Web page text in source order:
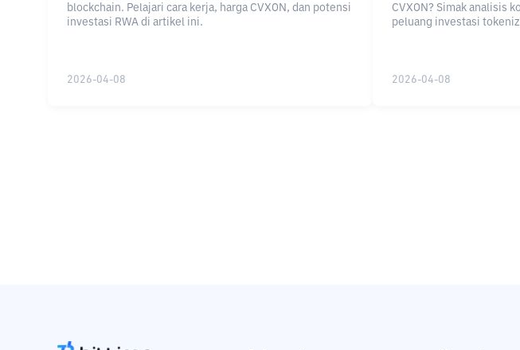
blockchain. Pelajari cara kerja, harga CVXON, dan potensi
investasi RWA di artikel ini.
2026-04-08
CVXON? Simak analisis
peluang investasi
2026-04-08